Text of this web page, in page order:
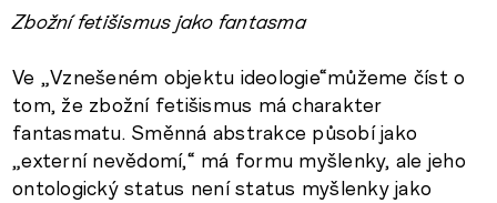
Zbožní fetišismus jako fantasma
Ve „Vznešeném objektu ideologie“můžeme číst o
tom, že zbožní fetišismus má charakter
fantasmatu. Směnná abstrakce působí jako
„externí nevědomí,“ má formu myšlenky, ale jeho
ontologický status není status myšlenky jako